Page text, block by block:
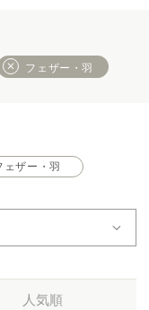
フェザー・羽
ェザー・羽
人気順